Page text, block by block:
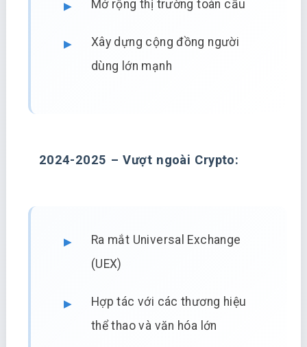
Mở rộng thị trường toàn cầu
Xây dựng cộng đồng người
dùng lớn mạnh
2024-2025 – Vượt ngoài Crypto:
Ra mắt Universal Exchange
(UEX)
Hợp tác với các thương hiệu
thể thao và văn hóa lớn